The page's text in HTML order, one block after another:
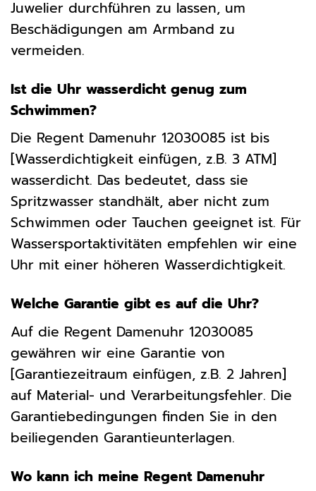
Juwelier durchführen zu lassen, um
Beschädigungen am Armband zu
vermeiden.
Ist die Uhr wasserdicht genug zum
Schwimmen?
Die Regent Damenuhr 12030085 ist bis
[Wasserdichtigkeit einfügen, z.B. 3 ATM]
wasserdicht. Das bedeutet, dass sie
Spritzwasser standhält, aber nicht zum
Schwimmen oder Tauchen geeignet ist. Für
Wassersportaktivitäten empfehlen wir eine
Uhr mit einer höheren Wasserdichtigkeit.
Welche Garantie gibt es auf die Uhr?
Auf die Regent Damenuhr 12030085
gewähren wir eine Garantie von
[Garantiezeitraum einfügen, z.B. 2 Jahren]
auf Material- und Verarbeitungsfehler. Die
Garantiebedingungen finden Sie in den
beiliegenden Garantieunterlagen.
Wo kann ich meine Regent Damenuhr